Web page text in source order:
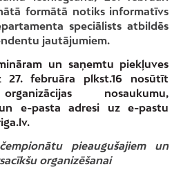
formātā notiks informatīvs
speciālists atbildēs
jautājumiem.
un saņemtu piekļuves
27. februāra plkst.16 nosūtīt
nosaukumu,
e-pasta adresi uz e-pastu
pieaugušajiem un
organizēšanai